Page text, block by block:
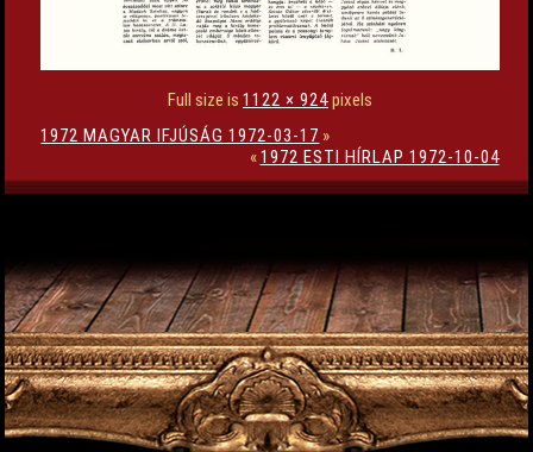
Full size is 1122 × 924pixels
1972 MAGYAR IFJÚSÁG 1972-03-17 »
«1972 ESTI HÍRLAP 1972-10-04